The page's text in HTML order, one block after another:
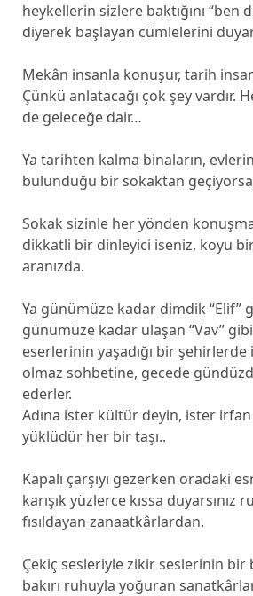
heykellerin sizlere baktığını “ben
diyerek başlayan cümlelerini
Mekân insanla konuşur, tarih
Çünkü anlatacağı çok şey vardır.
de geleceğe dair…
Ya tarihten kalma binaların,
bulunduğu bir sokaktan
Sokak sizinle her yönden
dikkatli bir dinleyici iseniz, koyu
aranızda.
Ya günümüze kadar dimdik “Elif”
günümüze kadar ulaşan “Vav”
eserlerinin yaşadığı bir şehirlerde
olmaz sohbetine, gecede
ederler.
Adına ister kültür deyin, ister
yüklüdür her bir taşı..
Kapalı çarşıyı gezerken oradaki
karışık yüzlerce kıssa duyarsınız
fısıldayan zanaatkârlardan.
Çekiç sesleriyle zikir seslerinin bir
bakırı ruhuyla yoğuran